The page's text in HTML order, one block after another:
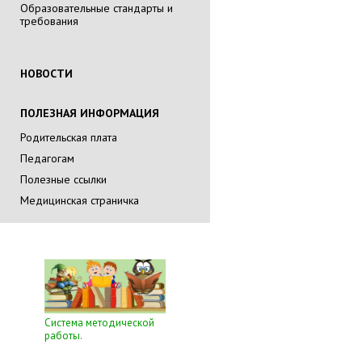
Образовательные стандарты и
требования
НОВОСТИ
ПОЛЕЗНАЯ ИНФОРМАЦИЯ
Родительская плата
Педагогам
Полезные ссылки
Медицинская страничка
Система методической
работы.